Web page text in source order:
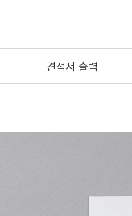
견적서 출력